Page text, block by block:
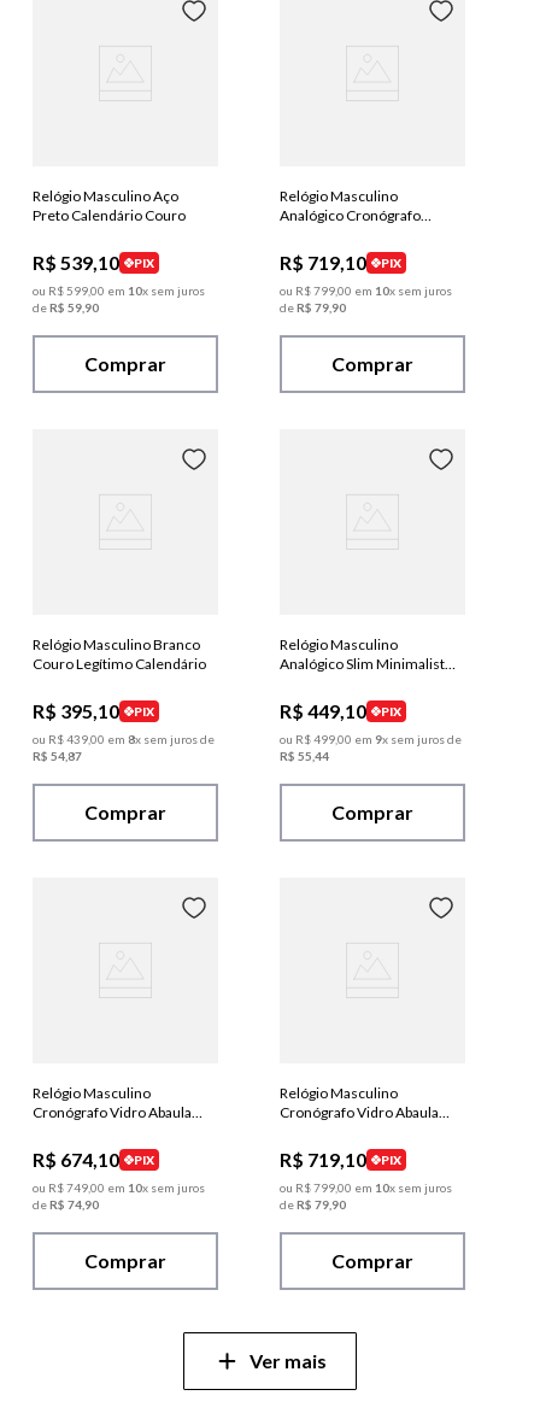
Relógio Masculino Aço
Preto Calendário Couro
R$ 539,10
PIX
ou R$ 59900 em 10x sem juros
deR$ 59 90
Comprar
Relógio Masculino
Analógico Cronógrafo
R$ 719,10
PIX
ou R$79900 em 10x sem juros
deR$ 79 90
Comprar
Relógio Masculino Branco
Couro Legítimo Calendário
R$ 395,10
PIX
ou R$43900 em 8x sem juros de
R$ 54 87
Comprar
Relógio Masculino
Analógico Slim Minimalista
R$ 449,10
PIX
ou R$49900 em 9x sem juros de
R$ 55 44
Comprar
Relógio Masculino
Cronógrafo Vidro Abaulado
R$ 674,10
PIX
ou R$74900 em 10x sem juros
deR$ 74 90
Comprar
Relógio Masculino
Cronógrafo Vidro Abaulado
R$ 719,10
PIX
ou R$79900 em 10x sem juros
deR$ 79 90
Comprar